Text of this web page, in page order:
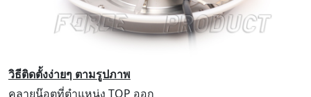
วิธีติดตั้งง่ายๆ ตามรูปภาพ
คลายน๊อตที่ตำแหน่ง TOP ออก